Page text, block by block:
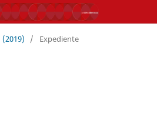
(2019) / Expediente